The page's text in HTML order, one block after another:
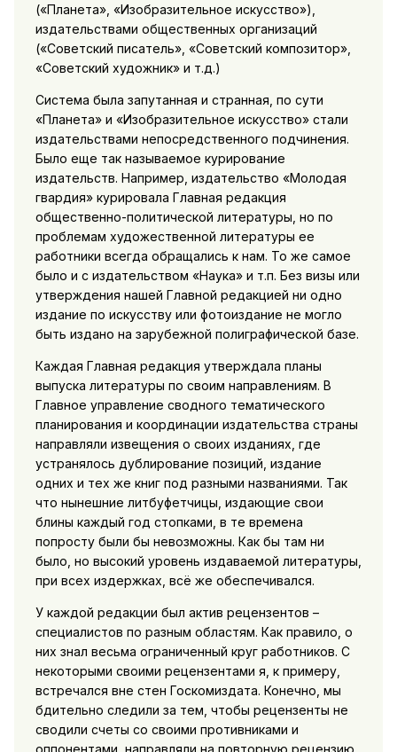
(«Планета», «Изобразительное искусство»),
издательствами общественных организаций
(«Советский писатель», «Советский композитор»,
«Советский художник» и т.д.)
Система была запутанная и странная, по сути
«Планета» и «Изобразительное искусство» стали
издательствами непосредственного подчинения.
Было еще так называемое курирование
издательств. Например, издательство «Молодая
гвардия» курировала Главная редакция
общественно-политической литературы, но по
проблемам художественной литературы ее
работники всегда обращались к нам. То же самое
было и с издательством «Наука» и т.п. Без визы или
утверждения нашей Главной редакцией ни одно
издание по искусству или фотоиздание не могло
быть издано на зарубежной полиграфической базе.
Каждая Главная редакция утверждала планы
выпуска литературы по своим направлениям. В
Главное управление сводного тематического
планирования и координации издательства страны
направляли извещения о своих изданиях, где
устранялось дублирование позиций, издание
одних и тех же книг под разными названиями. Так
что нынешние литбуфетчицы, издающие свои
блины каждый год стопками, в те времена
попросту были бы невозможны. Как бы там ни
было, но высокий уровень издаваемой литературы,
при всех издержках, всё же обеспечивался.
У каждой редакции был актив рецензентов –
специалистов по разным областям. Как правило, о
них знал весьма ограниченный круг работников. С
некоторыми своими рецензентами я, к примеру,
встречался вне стен Госкомиздата. Конечно, мы
бдительно следили за тем, чтобы рецензенты не
сводили счеты со своими противниками и
оппонентами, направляли на повторную рецензию